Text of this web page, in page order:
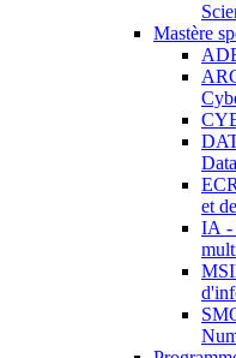
Mastère
et
IA -